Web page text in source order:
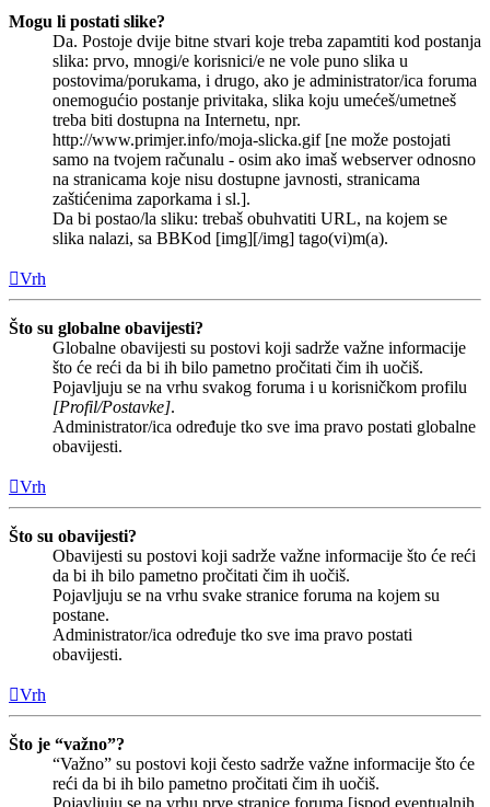
Mogu li postati slike?
Da. Postoje dvije bitne stvari koje treba zapamtiti kod postanja
slika: prvo, mnogi/e korisnici/e ne vole puno slika u
postovima/porukama, i drugo, ako je administrator/ica foruma
onemogućio postanje privitaka, slika koju umećeš/umetneš
treba biti dostupna na Internetu, npr.
http://www.primjer.info/moja-slicka.gif [ne može postojati
samo na tvojem računalu - osim ako imaš webserver odnosno
na stranicama koje nisu dostupne javnosti, stranicama
zaštićenima zaporkama i sl.].
Da bi postao/la sliku: trebaš obuhvatiti URL, na kojem se
slika nalazi, sa BBKod [img][/img] tago(vi)m(a).
Vrh
Što su globalne obavijesti?
Globalne obavijesti su postovi koji sadrže važne informacije
što će reći da bi ih bilo pametno pročitati čim ih uočiš.
Pojavljuju se na vrhu svakog foruma i u korisničkom profilu
[Profil/Postavke].
Administrator/ica određuje tko sve ima pravo postati globalne
obavijesti.
Vrh
Što su obavijesti?
Obavijesti su postovi koji sadrže važne informacije što će reći
da bi ih bilo pametno pročitati čim ih uočiš.
Pojavljuju se na vrhu svake stranice foruma na kojem su
postane.
Administrator/ica određuje tko sve ima pravo postati
obavijesti.
Vrh
Što je “važno”?
“Važno” su postovi koji često sadrže važne informacije što će
reći da bi ih bilo pametno pročitati čim ih uočiš.
Pojavljuju se na vrhu prve stranice foruma [ispod eventualnih